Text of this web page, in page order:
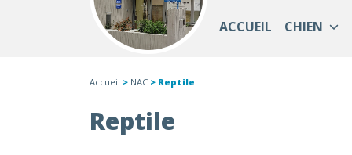
ACCUEIL CHIEN
Accueil > NAC > Reptile
Reptile